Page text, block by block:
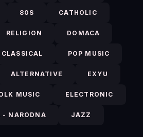
80S CATHOLIC
RELIGION DOMACA
CLASSICAL POP MUSIC
ALTERNATIVE EXYU
MUSIC ELECTRONIC
- NARODNA JAZZ